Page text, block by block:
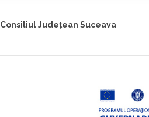
Consiliul Judeţean Suceava